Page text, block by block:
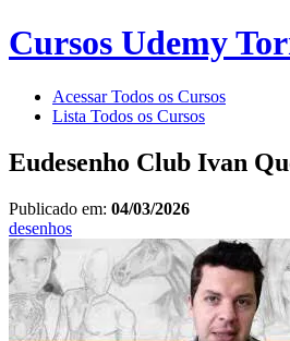
Cursos Udemy
Acessar Todos os Cursos
Lista Todos os Cursos
Eudesenho Club Ivan
Publicado em: 04/03/2026
desenhos